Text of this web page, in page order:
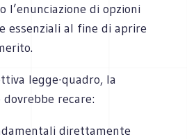
l’enunciazione di opzioni
essenziali al fine di aprire
legge-quadro, la
recare:
direttamente